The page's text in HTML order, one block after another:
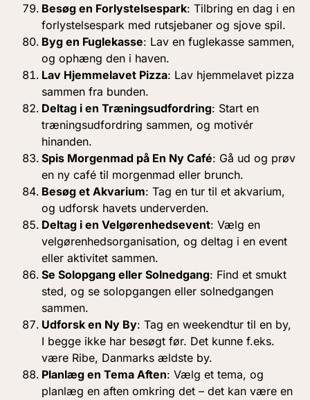
Besøg en Forlystelsespark: Tilbring en dag i en
forlystelsespark med rutsjebaner og sjove spil.
Byg en Fuglekasse: Lav en fuglekasse sammen,
og ophæng den i haven.
Lav Hjemmelavet Pizza: Lav hjemmelavet pizza
sammen fra bunden.
Deltag i en Træningsudfordring: Start en
træningsudfordring sammen, og motivér
hinanden.
Spis Morgenmad på En Ny Café: Gå ud og prøv
en ny café til morgenmad eller brunch.
Besøg et Akvarium: Tag en tur til et akvarium,
og udforsk havets underverden.
Deltag i en Velgørenhedsevent: Vælg en
velgørenhedsorganisation, og deltag i en event
eller aktivitet sammen.
Se Solopgang eller Solnedgang: Find et smukt
sted, og se solopgangen eller solnedgangen
sammen.
Udforsk en Ny By: Tag en weekendtur til en by,
I begge ikke har besøgt før. Det kunne f.eks.
være Ribe, Danmarks ældste by.
Planlæg en Tema Aften: Vælg et tema, og
planlæg en aften omkring det – det kan være en